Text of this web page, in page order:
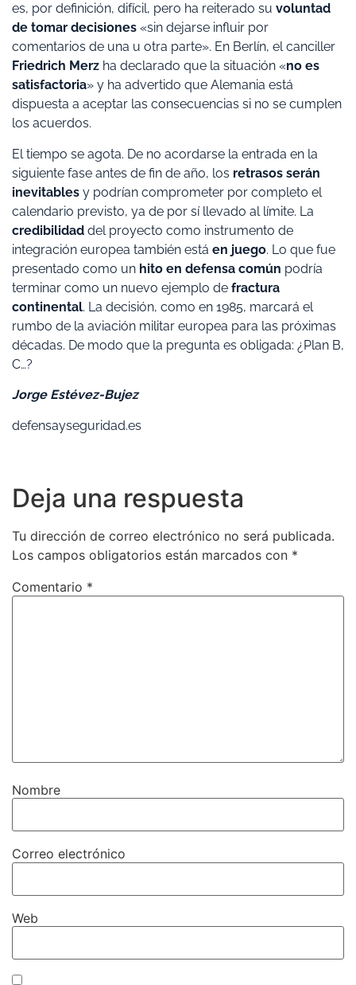
es, por definición, difícil, pero ha reiterado su voluntad
de tomar decisiones «sin dejarse influir por
comentarios de una u otra parte». En Berlín, el canciller
Friedrich Merz ha declarado que la situación «no es
satisfactoria» y ha advertido que Alemania está
dispuesta a aceptar las consecuencias si no se cumplen
los acuerdos.
El tiempo se agota. De no acordarse la entrada en la
siguiente fase antes de fin de año, los retrasos serán
inevitables y podrían comprometer por completo el
calendario previsto, ya de por sí llevado al límite. La
credibilidad del proyecto como instrumento de
integración europea también está en juego. Lo que fue
presentado como un hito en defensa común podría
terminar como un nuevo ejemplo de fractura
continental. La decisión, como en 1985, marcará el
rumbo de la aviación militar europea para las próximas
décadas. De modo que la pregunta es obligada: ¿Plan B,
C…?
Jorge Estévez-Bujez
defensayseguridad.es
Deja una respuesta
Tu dirección de correo electrónico no será publicada.
Los campos obligatorios están marcados con *
Comentario *
Nombre
Correo electrónico
Web